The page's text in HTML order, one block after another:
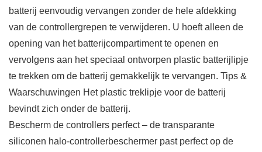
batterij eenvoudig vervangen zonder de hele afdekking
van de controllergrepen te verwijderen. U hoeft alleen de
opening van het batterijcompartiment te openen en
vervolgens aan het speciaal ontworpen plastic batterijlipje
te trekken om de batterij gemakkelijk te vervangen. Tips &
Waarschuwingen Het plastic treklipje voor de batterij
bevindt zich onder de batterij.
Bescherm de controllers perfect – de transparante
siliconen halo-controllerbeschermer past perfect op de